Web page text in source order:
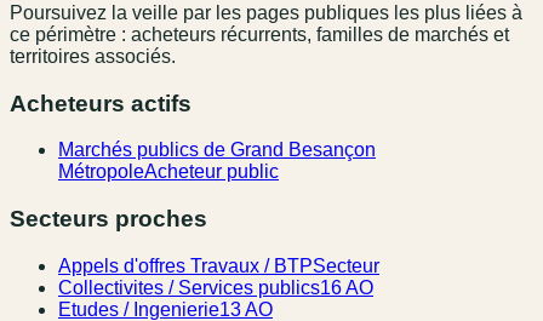
Poursuivez la veille par les pages publiques les plus liées à
ce périmètre : acheteurs récurrents, familles de marchés et
territoires associés.
Acheteurs actifs
Marchés publics de Grand Besançon
MétropoleAcheteur public
Secteurs proches
Appels d'offres Travaux / BTPSecteur
Collectivites / Services publics16 AO
Etudes / Ingenierie13 AO